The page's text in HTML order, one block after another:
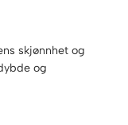
skjønnhet og
og